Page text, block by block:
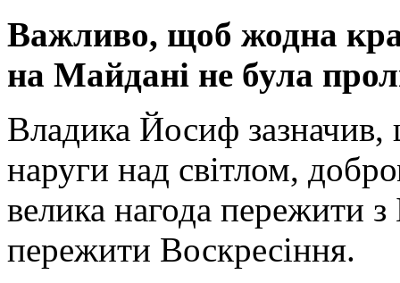
Важливо, щоб жодна
на Майдані не була
Владика Йосиф
наруги над світлом,
велика нагода пережити
пережити Воскресіння.